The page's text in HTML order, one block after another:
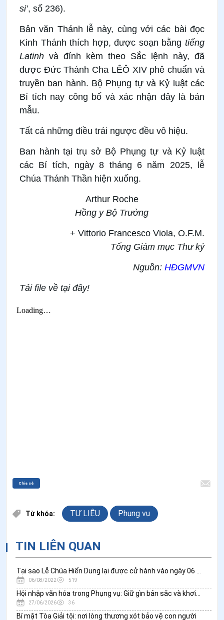
si’, số 236).
Bản văn Thánh lễ này, cùng với các bài đọc
Kinh Thánh thích hợp, được soạn bằng tiếng
Latinh và đính kèm theo Sắc lệnh này, đã
được Đức Thánh Cha LÊÔ XIV phê chuẩn và
truyền ban hành. Bộ Phụng tự và Kỷ luật các
Bí tích nay công bố và xác nhận đây là bản
mẫu.
Tất cả những điều trái ngược đều vô hiệu.
Ban hành tại trụ sở Bộ Phụng tự và Kỷ luật
các Bí tích, ngày 8 tháng 6 năm 2025, lễ
Chúa Thánh Thần hiện xuống.
Arthur Roche
Hồng y Bộ Trưởng
+ Vittorio Francesco Viola, O.F.M.
Tổng Giám mục Thư ký
Nguồn: HĐGMVN
Tải file về tại đây!
Chia sẻ
Từ khóa: TƯ LIỆU Phụng vụ
TIN LIÊN QUAN
Tại sao Lễ Chúa Hiển Dung lại được cử hành vào ngày 06 tháng 8?
06/08/2022 519
Hội nhập văn hóa trong Phụng vụ: Giữ gìn bản sắc và khơi nguồn sáng tạo Kitô giáo tại Việt Nam
27/06/2026 36
Bí mật Tòa Giải tội: nơi lòng thương xót bảo vệ con người